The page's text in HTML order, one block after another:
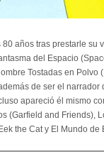
años tras prestarle su
del Espacio
Tostadas en Polvo
de ser el narrador
apareció él mismo
(Garfield and Friends),
the Cat y El Mundo de